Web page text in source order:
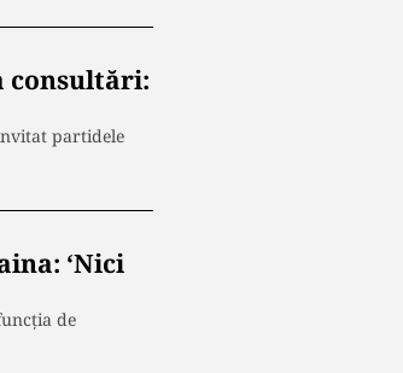
consultări:
partidele
‘Nici
de